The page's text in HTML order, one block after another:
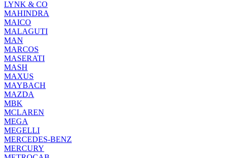
LYNK & CO
MAHINDRA
MAICO
MALAGUTI
MAN
MARCOS
MASERATI
MASH
MAXUS
MAYBACH
MAZDA
MBK
MCLAREN
MEGA
MEGELLI
MERCEDES-BENZ
MERCURY